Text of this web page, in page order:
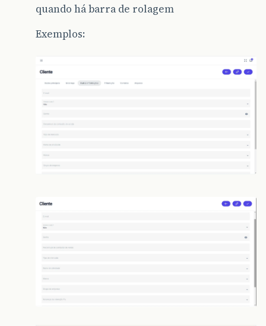
quando há barra de rolagem
Exemplos: